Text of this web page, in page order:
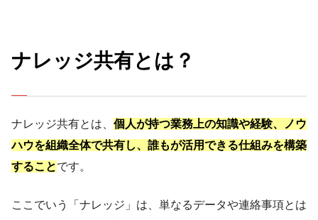
ナレッジ共有とは？
ナレッジ共有とは、 個人が持つ業務上の知識や経験、ノウ
ハウを組織全体で共有し、誰もが活用できる仕組みを構築
することです。
ここでいう「ナレッジ」は、単なるデータや連絡事項とは